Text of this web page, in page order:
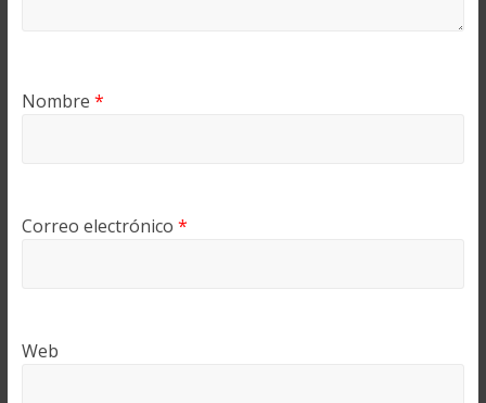
Nombre *
Correo electrónico *
Web